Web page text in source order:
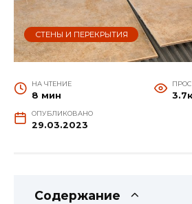
СТЕНЫ И ПЕРЕКРЫТИЯ
НА ЧТЕНИЕ
8 мин
ОПУБЛИКОВАНО
29.03.2023
Содержание